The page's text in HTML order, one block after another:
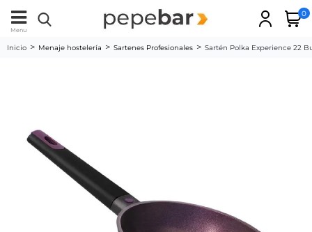
Menu
0
Inicio Menaje hostelería Sartenes Profesionales Sartén Polka Experience 22